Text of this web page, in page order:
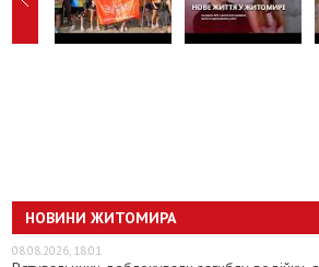
НОВИНИ ЖИТОМИРА
08.08.2026, 18:01